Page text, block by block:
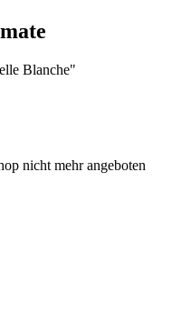
Blanche"
nicht mehr angeboten